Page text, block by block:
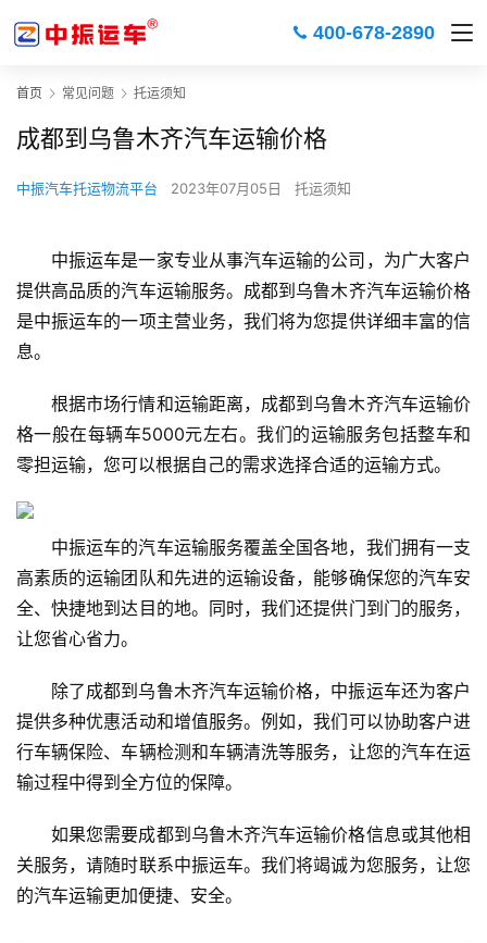
400-678-2890
首页 常见问题 托运须知
成都到乌鲁木齐汽车运输价格
中振汽车托运物流平台 2023年07月05日 托运须知
中振运车是一家专业从事汽车运输的公司，为广大客户
提供高品质的汽车运输服务。成都到乌鲁木齐汽车运输价格
是中振运车的一项主营业务，我们将为您提供详细丰富的信
息。
根据市场行情和运输距离，成都到乌鲁木齐汽车运输价
格一般在每辆车5000元左右。我们的运输服务包括整车和
零担运输，您可以根据自己的需求选择合适的运输方式。
中振运车的汽车运输服务覆盖全国各地，我们拥有一支
高素质的运输团队和先进的运输设备，能够确保您的汽车安
全、快捷地到达目的地。同时，我们还提供门到门的服务，
让您省心省力。
除了成都到乌鲁木齐汽车运输价格，中振运车还为客户
提供多种优惠活动和增值服务。例如，我们可以协助客户进
行车辆保险、车辆检测和车辆清洗等服务，让您的汽车在运
输过程中得到全方位的保障。
如果您需要成都到乌鲁木齐汽车运输价格信息或其他相
关服务，请随时联系中振运车。我们将竭诚为您服务，让您
的汽车运输更加便捷、安全。